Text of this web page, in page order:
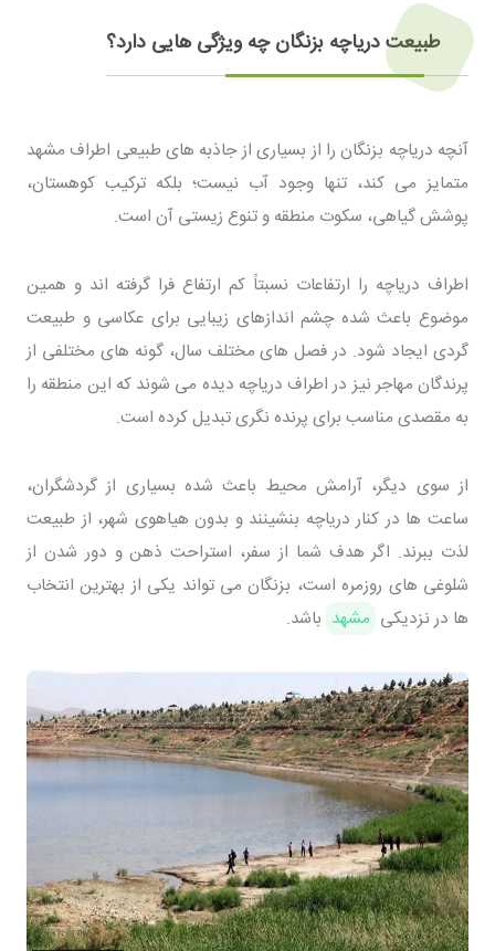
طبیعت دریاچه بزنگان چه ویژگی هایی دارد؟
آنچه دریاچه بزنگان را از بسیاری از جاذبه های طبیعی اطراف مشهد
متمایز می کند، تنها وجود آب نیست؛ بلکه ترکیب کوهستان،
پوشش گیاهی، سکوت منطقه و تنوع زیستی آن است.
اطراف دریاچه را ارتفاعات نسبتاً کم ارتفاع فرا گرفته اند و همین
موضوع باعث شده چشم اندازهای زیبایی برای عکاسی و طبیعت
گردی ایجاد شود. در فصل های مختلف سال، گونه های مختلفی از
پرندگان مهاجر نیز در اطراف دریاچه دیده می شوند که این منطقه را
به مقصدی مناسب برای پرنده نگری تبدیل کرده است.
از سوی دیگر، آرامش محیط باعث شده بسیاری از گردشگران،
ساعت ها در کنار دریاچه بنشینند و بدون هیاهوی شهر، از طبیعت
لذت ببرند. اگر هدف شما از سفر، استراحت ذهن و دور شدن از
شلوغی های روزمره است، بزنگان می تواند یکی از بهترین انتخاب
ها در نزدیکی مشهد باشد.